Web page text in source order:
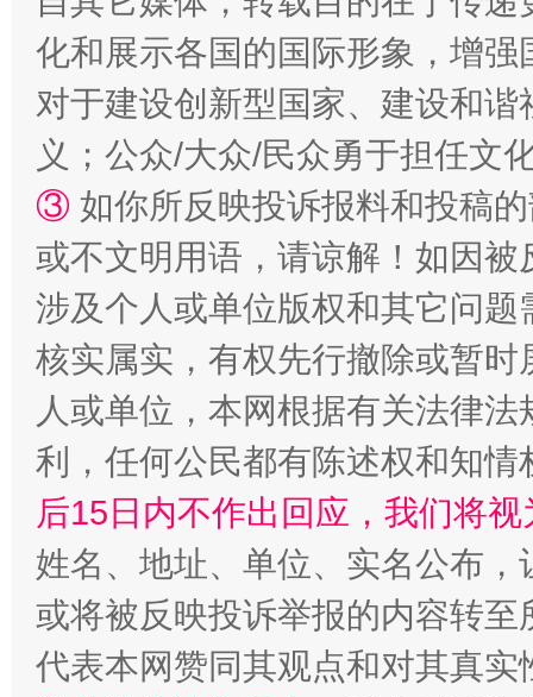
“蜀中异人”王建安的艺术幻境
完善运行机制助力责任有效落实 一纸欠
化和展示各国的国际形象，增
对于建设创新型国家、建设和
义；公众/大众/民众勇于担任文
③ 如你所反映投诉报料和投稿
或不文明用语，请谅解！如因
涉及个人或单位版权和其它问题
核实属实，有权先行撤除或暂
人或单位，本网根据有关法律
利，任何公民都有陈述权和知情
后15日内不作出回应，我们将
姓名、地址、单位、实名公布
或将被反映投诉举报的内容转
代表本网赞同其观点和对其真实